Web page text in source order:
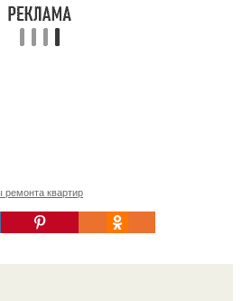
ремонта квартир